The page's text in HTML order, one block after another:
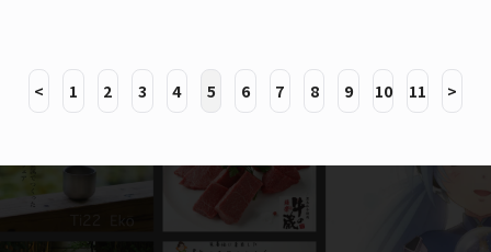
< 1 2 3 4 5 6 7 8 9 10 11 >